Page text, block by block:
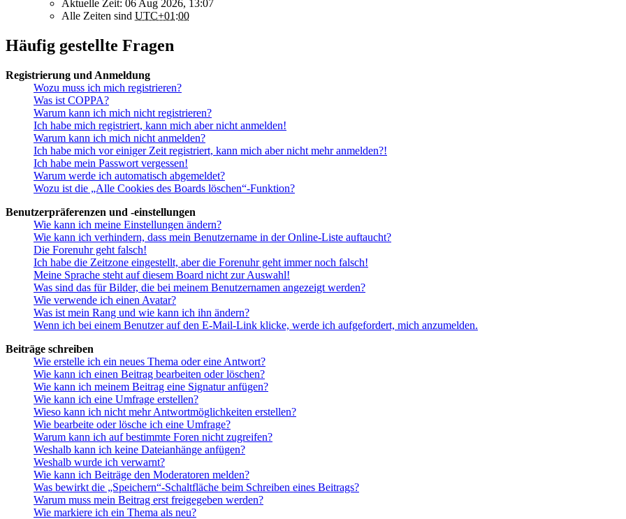
Aktuelle Zeit: 06 Aug 2026, 13:07
Alle Zeiten sind UTC+01:00
Häufig gestellte Fragen
Registrierung und Anmeldung
Wozu muss ich mich registrieren?
Was ist COPPA?
Warum kann ich mich nicht registrieren?
Ich habe mich registriert, kann mich aber nicht anmelden!
Warum kann ich mich nicht anmelden?
Ich habe mich vor einiger Zeit registriert, kann mich aber nicht mehr anmelden?!
Ich habe mein Passwort vergessen!
Warum werde ich automatisch abgemeldet?
Wozu ist die „Alle Cookies des Boards löschen“-Funktion?
Benutzerpräferenzen und -einstellungen
Wie kann ich meine Einstellungen ändern?
Wie kann ich verhindern, dass mein Benutzername in der Online-Liste auftaucht?
Die Forenuhr geht falsch!
Ich habe die Zeitzone eingestellt, aber die Forenuhr geht immer noch falsch!
Meine Sprache steht auf diesem Board nicht zur Auswahl!
Was sind das für Bilder, die bei meinem Benutzernamen angezeigt werden?
Wie verwende ich einen Avatar?
Was ist mein Rang und wie kann ich ihn ändern?
Wenn ich bei einem Benutzer auf den E-Mail-Link klicke, werde ich aufgefordert, mich anzumelden.
Beiträge schreiben
Wie erstelle ich ein neues Thema oder eine Antwort?
Wie kann ich einen Beitrag bearbeiten oder löschen?
Wie kann ich meinem Beitrag eine Signatur anfügen?
Wie kann ich eine Umfrage erstellen?
Wieso kann ich nicht mehr Antwortmöglichkeiten erstellen?
Wie bearbeite oder lösche ich eine Umfrage?
Warum kann ich auf bestimmte Foren nicht zugreifen?
Weshalb kann ich keine Dateianhänge anfügen?
Weshalb wurde ich verwarnt?
Wie kann ich Beiträge den Moderatoren melden?
Was bewirkt die „Speichern“-Schaltfläche beim Schreiben eines Beitrags?
Warum muss mein Beitrag erst freigegeben werden?
Wie markiere ich ein Thema als neu?